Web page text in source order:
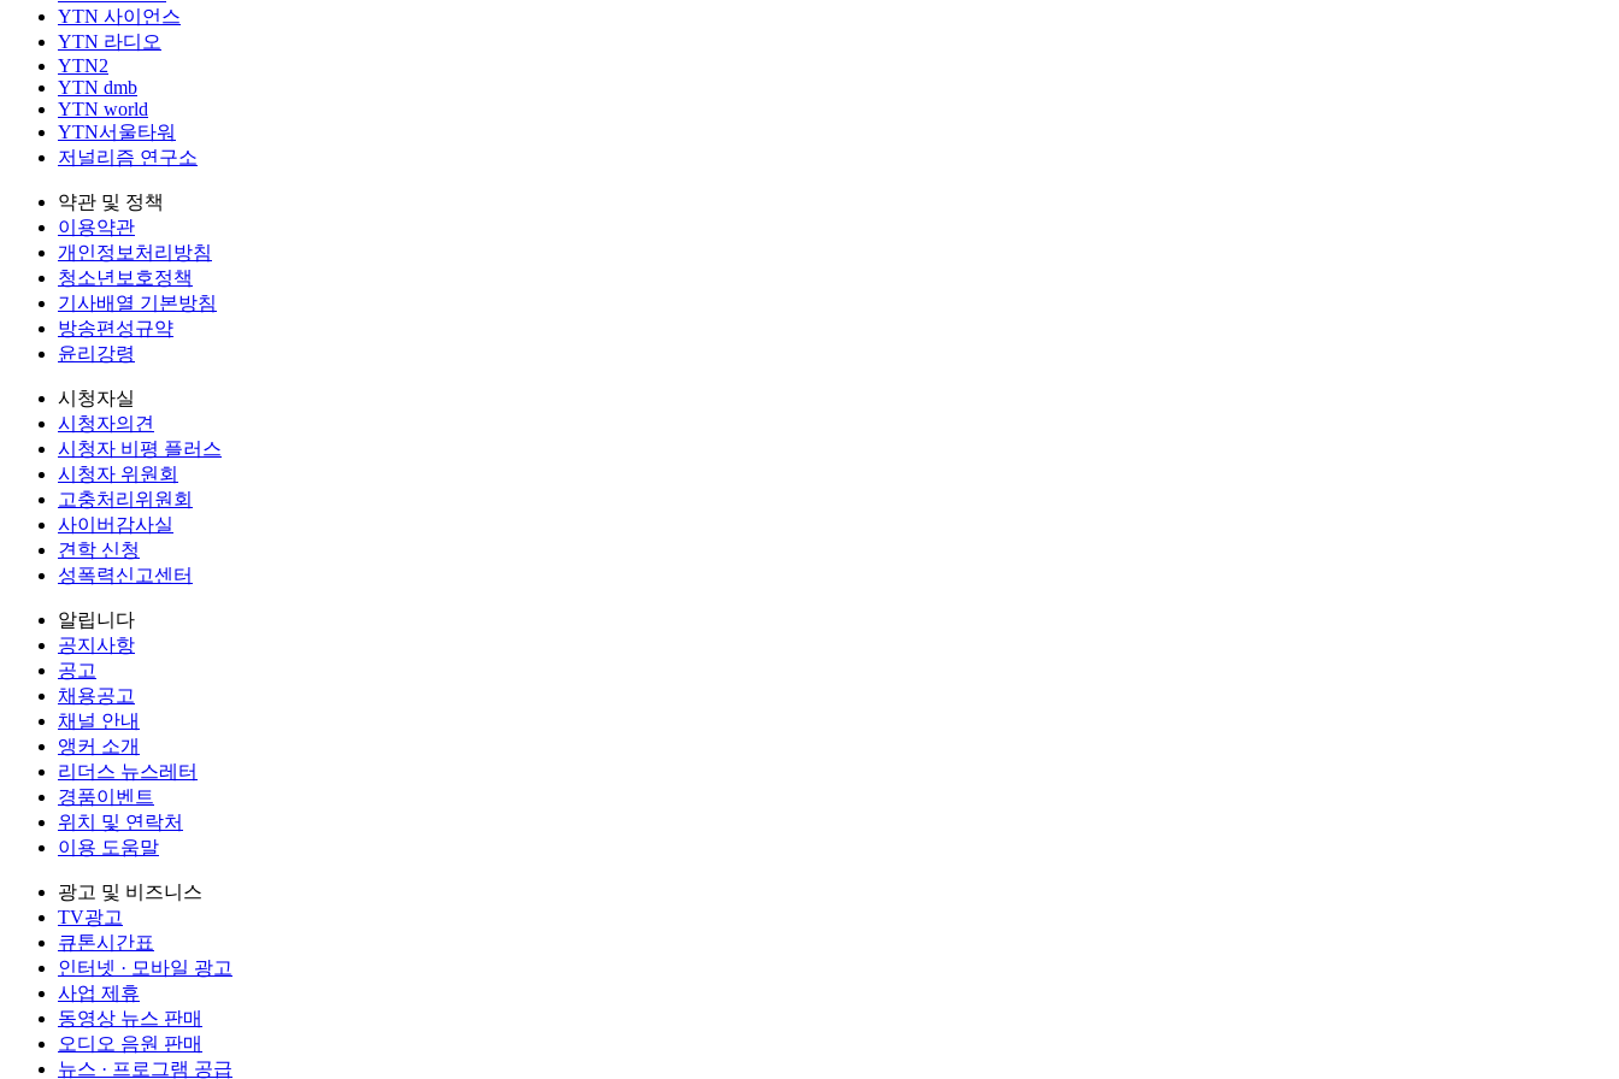
YTN 사이언스
YTN 라디오
YTN2
YTN dmb
YTN world
YTN서울타워
저널리즘 연구소
약관 및 정책
이용약관
개인정보처리방침
청소년보호정책
기사배열 기본방침
방송편성규약
윤리강령
시청자실
시청자의견
시청자 비평 플러스
시청자 위원회
고충처리위원회
사이버감사실
견학 신청
성폭력신고센터
알립니다
공지사항
공고
채용공고
채널 안내
앵커 소개
리더스 뉴스레터
경품이벤트
위치 및 연락처
이용 도움말
광고 및 비즈니스
TV광고
큐톤시간표
인터넷 · 모바일 광고
사업 제휴
동영상 뉴스 판매
오디오 음원 판매
뉴스 · 프로그램 공급